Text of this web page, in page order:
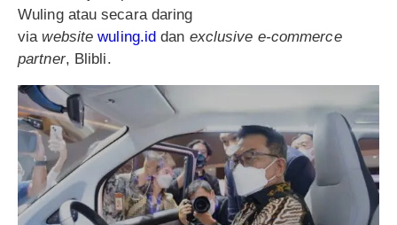
Wuling atau secara daring
viawebsite wuling.id dan exclusive e-commerce
partner, Blibli.